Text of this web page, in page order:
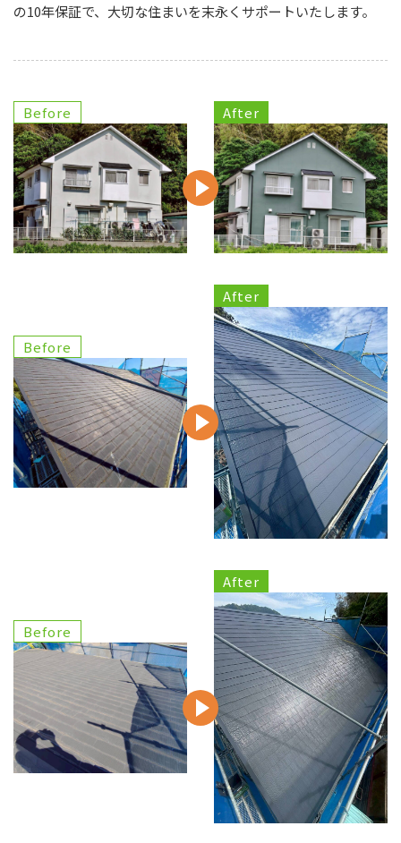
の10年保証で、大切な住まいを末永くサポートいたします。